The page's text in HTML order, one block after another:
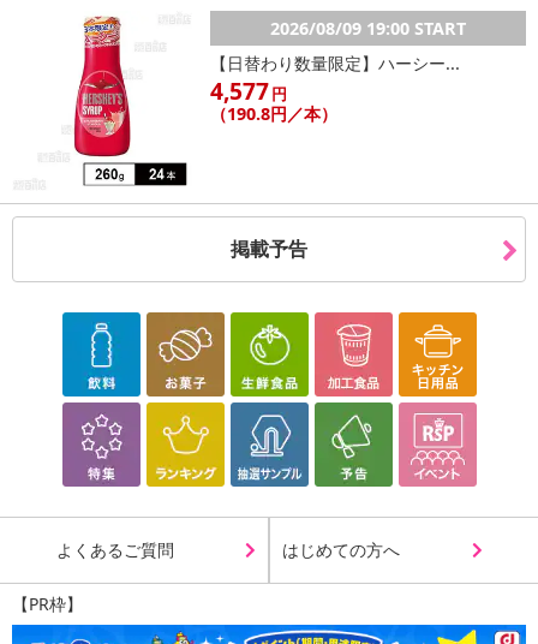
・賞味期限：製造日より180日
・原産国（最終加工地）：日本
んどう豆、赤えんどう豆、赤大豆、大納言小豆（一部に大豆を含
む）
2026/08/09 19:00 START
【日替わり数量限定】ハーシー...
4,577円
（190.8円／本）
掲載予告
よくあるご質問 はじめての方へ
【PR枠】